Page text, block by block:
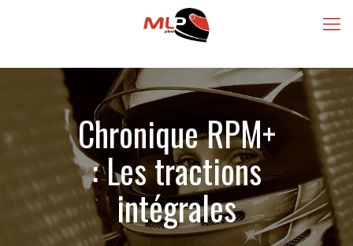
Chronique RPM+
: Les tractions
intégrales